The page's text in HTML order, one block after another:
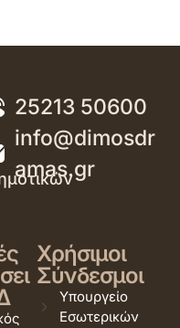
25213 50600
info@dimosdr
amas.gr
Χρήσιμοι
Σύνδεσμοι
Υπουργείο
Εσωτερικών